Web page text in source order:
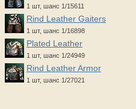
1 шт, шанс 1/15611
Rind Leather Gaiters
1 шт, шанс 1/16898
Plated Leather
1 шт, шанс 1/24949
Rind Leather Armor
1 шт, шанс 1/27021